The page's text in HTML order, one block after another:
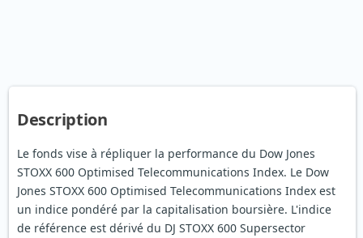
Description
Le fonds vise à répliquer la performance du Dow Jones
STOXX 600 Optimised Telecommunications Index. Le Dow
Jones STOXX 600 Optimised Telecommunications Index est
un indice pondéré par la capitalisation boursière. L'indice
de référence est dérivé du DJ STOXX 600 Supersector